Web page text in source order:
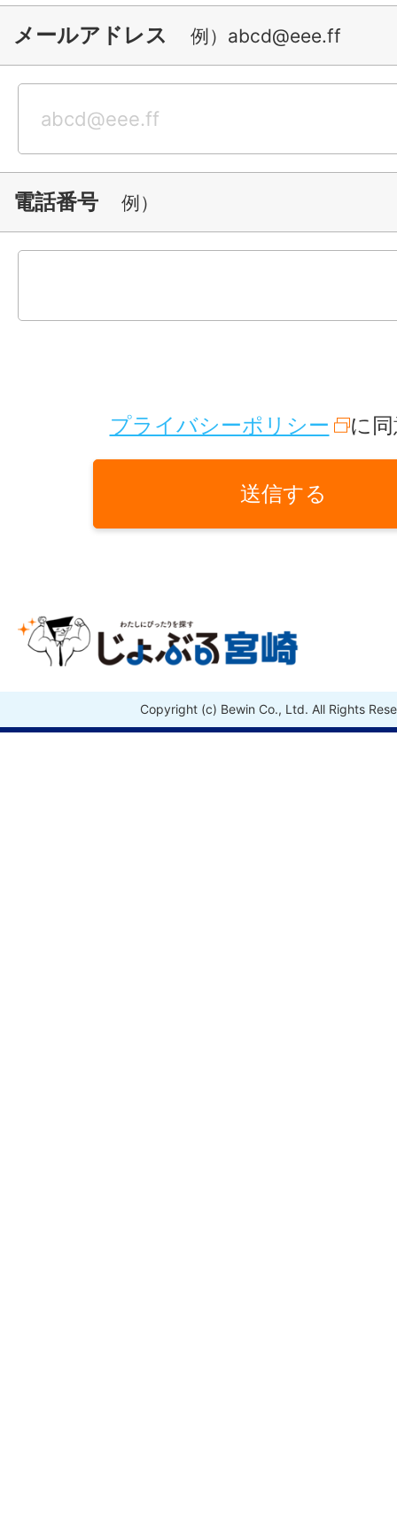
メールアドレス 例）abcd@eee.ff
電話番号 例）
プライバシーポリシー に
送信する
Copyright (c) Bewin Co., Ltd. All Rights